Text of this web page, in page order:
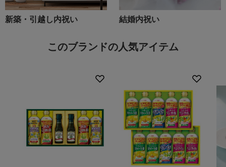
新築・引越し内祝い 結婚内祝い
このブランドの人気アイテム